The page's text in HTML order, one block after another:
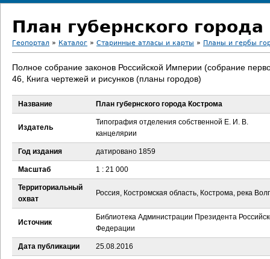
План губернского
В
ы
д
е
с
ь
Геопортал » Каталог » Старинные атласы и карты » Планы и гербы
Полное собрание законов Российской Империи (собрание
46, Книга чертежей и рисунков (планы городов)
Название План губернского города Кострома
Издатель
Типография отделения собственной Е. И. В.
канцелярии
Год издания датировано 1859
Масштаб 1 : 21 000
Территориальный
охват
Россия, Костромская область, Кострома, река
Источник
Библиотека Администрации Президента
Федерации
Дата публикации 25.08.2016